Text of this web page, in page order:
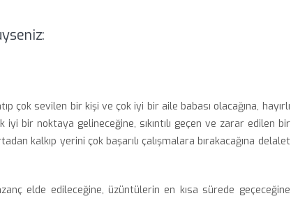
çok sevilen bir kişi ve çok iyi bir aile babası olacağına, hayırlı
bir noktaya gelineceğine, sıkıntılı geçen ve zarar edilen bir
kalkıp yerini çok başarılı çalışmalara bırakacağına delalet
elde edileceğine, üzüntülerin en kısa sürede geçeceğine